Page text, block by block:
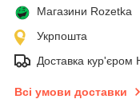
Магазини Rozetka
Укрпошта
Доставка кур'єром
Всі умови доставки